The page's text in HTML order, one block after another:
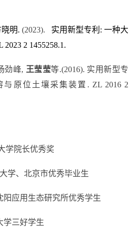
晓明. (2023). 实用新型专利 : 一种大
2023 2 1455258.1.
劲峰, 王莹莹等.(2016). 实用新型专
与原位土壤采集装置 . ZL 2016 2
学院长优秀奖
学、北京市优秀毕业生
阳应用生态研究所优秀学生
学三好学生